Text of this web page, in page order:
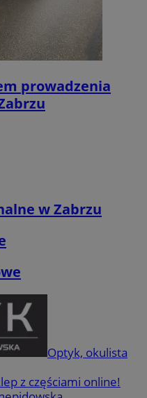
prowadzenia
w Zabrzu
Optyk, okulista
z częściami online!